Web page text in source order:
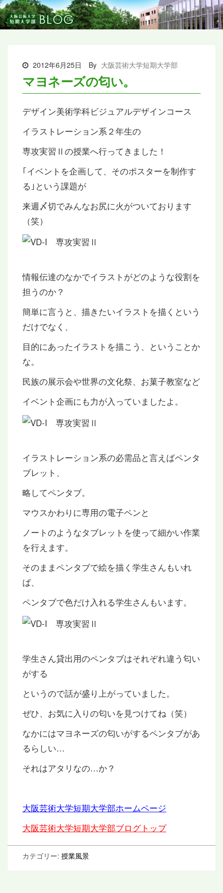
2012年6月25日 By 大阪芸術大学短期大学部
マヨネーズの匂い。
デザイン美術学科ビジュアルデザインコース
イラストレーション系２年生の
専攻実習Ⅱの授業へ行ってきました！
｢イベントを企画して、そのポスターを制作す
る｣という課題が
来週〆切でみんなお尻に火がついております
（笑）
情報伝達のなかでイラストがどのような役割を
担うのか？
簡単に言うと、描きたいイラストを描くという
だけでなく、
目的にあったイラストを描こう、ということか
な。
民族の展示会や世界の文化祭、お菓子教室など
イベント企画にも力が入っていましたよ。
イラストレーション系の必需品と言えばペンタ
ブレット、
略してペンタブ。
マウスかわりに専用の電子ペンと
ノートのようなタブレットを使って細かい作業
を行えます。
そのままペンタブで絵を描く学生さんもいれ
ば、
ペンタブで色だけ入れる学生さんもいます。
学生さん貸出用のペンタブはそれぞれ違う匂い
がする
というので話が盛り上がっていました。
ぜひ、お気に入りの匂いを見つけてね（笑）
なかにはマヨネーズの匂いがするペンタブがあ
るらしい…
それはアタリなの…か？
大阪芸術大学短期大学部ホームページ
大阪芸術大学短期大学部ブログトップ
カテゴリー: 授業風景